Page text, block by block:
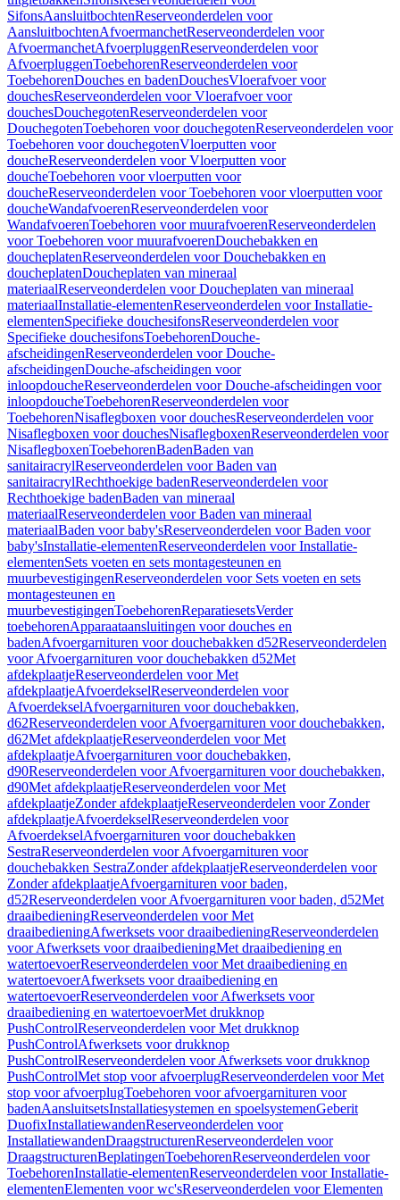
SifonsAansluitbochtenReserveonderdelen voor
AansluitbochtenAfvoermanchetReserveonderdelen voor
AfvoermanchetAfvoerpluggenReserveonderdelen voor
AfvoerpluggenToebehorenReserveonderdelen voor
ToebehorenDouches en badenDouchesVloerafvoer voor
douchesReserveonderdelen voor Vloerafvoer voor
douchesDouchegotenReserveonderdelen voor
DouchegotenToebehoren voor douchegotenReserveonderdelen voor
Toebehoren voor douchegotenVloerputten voor
doucheReserveonderdelen voor Vloerputten voor
doucheToebehoren voor vloerputten voor
doucheReserveonderdelen voor Toebehoren voor vloerputten voor
doucheWandafvoerenReserveonderdelen voor
WandafvoerenToebehoren voor muurafvoerenReserveonderdelen
voor Toebehoren voor muurafvoerenDouchebakken en
doucheplatenReserveonderdelen voor Douchebakken en
doucheplatenDoucheplaten van mineraal
materiaalReserveonderdelen voor Doucheplaten van mineraal
materiaalInstallatie-elementenReserveonderdelen voor Installatie-
elementenSpecifieke douchesifonsReserveonderdelen voor
Specifieke douchesifonsToebehorenDouche-
afscheidingenReserveonderdelen voor Douche-
afscheidingenDouche-afscheidingen voor
inloopdoucheReserveonderdelen voor Douche-afscheidingen voor
inloopdoucheToebehorenReserveonderdelen voor
ToebehorenNisaflegboxen voor douchesReserveonderdelen voor
Nisaflegboxen voor douchesNisaflegboxenReserveonderdelen voor
NisaflegboxenToebehorenBadenBaden van
sanitairacrylReserveonderdelen voor Baden van
sanitairacrylRechthoekige badenReserveonderdelen voor
Rechthoekige badenBaden van mineraal
materiaalReserveonderdelen voor Baden van mineraal
materiaalBaden voor baby'sReserveonderdelen voor Baden voor
baby'sInstallatie-elementenReserveonderdelen voor Installatie-
elementenSets voeten en sets montagesteunen en
muurbevestigingenReserveonderdelen voor Sets voeten en sets
montagesteunen en
muurbevestigingenToebehorenReparatiesetsVerder
toebehorenApparaataansluitingen voor douches en
badenAfvoergarnituren voor douchebakken d52Reserveonderdelen
voor Afvoergarnituren voor douchebakken d52Met
afdekplaatjeReserveonderdelen voor Met
afdekplaatjeAfvoerdekselReserveonderdelen voor
AfvoerdekselAfvoergarnituren voor douchebakken,
d62Reserveonderdelen voor Afvoergarnituren voor douchebakken,
d62Met afdekplaatjeReserveonderdelen voor Met
afdekplaatjeAfvoergarnituren voor douchebakken,
d90Reserveonderdelen voor Afvoergarnituren voor douchebakken,
d90Met afdekplaatjeReserveonderdelen voor Met
afdekplaatjeZonder afdekplaatjeReserveonderdelen voor Zonder
afdekplaatjeAfvoerdekselReserveonderdelen voor
AfvoerdekselAfvoergarnituren voor douchebakken
SestraReserveonderdelen voor Afvoergarnituren voor
douchebakken SestraZonder afdekplaatjeReserveonderdelen voor
Zonder afdekplaatjeAfvoergarnituren voor baden,
d52Reserveonderdelen voor Afvoergarnituren voor baden, d52Met
draaibedieningReserveonderdelen voor Met
draaibedieningAfwerksets voor draaibedieningReserveonderdelen
voor Afwerksets voor draaibedieningMet draaibediening en
watertoevoerReserveonderdelen voor Met draaibediening en
watertoevoerAfwerksets voor draaibediening en
watertoevoerReserveonderdelen voor Afwerksets voor
draaibediening en watertoevoerMet drukknop
PushControlReserveonderdelen voor Met drukknop
PushControlAfwerksets voor drukknop
PushControlReserveonderdelen voor Afwerksets voor drukknop
PushControlMet stop voor afvoerplugReserveonderdelen voor Met
stop voor afvoerplugToebehoren voor afvoergarnituren voor
badenAansluitsetsInstallatiesystemen en spoelsystemenGeberit
DuofixInstallatiewandenReserveonderdelen voor
InstallatiewandenDraagstructurenReserveonderdelen voor
DraagstructurenBeplatingenToebehorenReserveonderdelen voor
ToebehorenInstallatie-elementenReserveonderdelen voor Installatie-
elementenElementen voor wc'sReserveonderdelen voor Elementen